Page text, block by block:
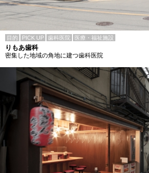
目的 PICK UP 歯科医院 医療・福祉施設
りもあ歯科
密集した地域の角地に建つ歯科医院